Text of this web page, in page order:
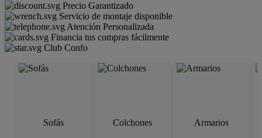
Precio Garantizado
Servicio de montaje disponible
Atención Personalizada
Financia tus compras fácilmente
Club Confo
Sofás Colchones Armarios